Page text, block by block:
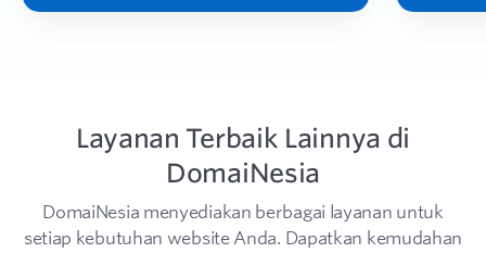
Layanan Terbaik Lainnya di
DomaiNesia
DomaiNesia menyediakan berbagai layanan untuk
setiap kebutuhan website Anda. Dapatkan kemudahan